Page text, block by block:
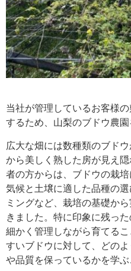
当社が管理しているお客様
するため、山梨のブドウ農園
広大な畑には数種類のブド
から美しく熟した房が見え
者の方からは、ブドウの栽
気候と土壌に適した品種の
ミングなど、栽培の基礎か
きました。特に印象に残っ
細かく管理しながら育てる
すいブドウに対して、どの
や品質を保っているかを学ぶ